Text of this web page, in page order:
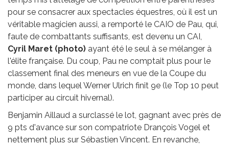
pour se consacrer aux spectacles équestres, où il est un
véritable magicien aussi, a remporté le CAIO de Pau, qui,
faute de combattants suffisants, est devenu un CAI,
Cyril Maret (photo) ayant été le seul à se mélanger à
l'élite française. Du coup, Pau ne comptait plus pour le
classement final des meneurs en vue de la Coupe du
monde, dans lequel Werner Ulrich finit 9e (le Top 10 peut
participer au circuit hivernal).
Benjamin Aillaud a surclassé le lot, gagnant avec près de
9 pts d'avance sur son compatriote Drançois Vogel et
nettement plus sur Sébastien Vincent. En revanche,